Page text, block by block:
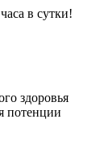
в сутки!
здоровья
потенции